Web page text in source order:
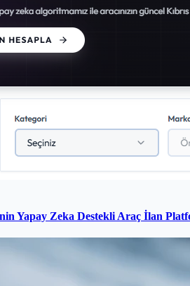
Yapay Zeka Destekli Araç İlan